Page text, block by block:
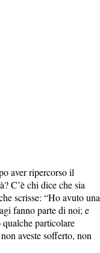
aver ripercorso il
C’è chi dice che sia
scrisse: “Ho avuto una
fanno parte di noi; e
particolare
aveste sofferto, non